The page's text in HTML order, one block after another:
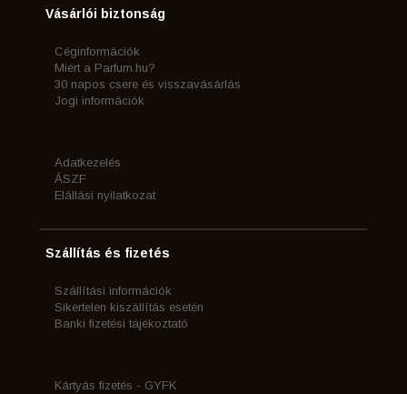
Vásárlói biztonság
Céginformációk
Miért a Parfum.hu?
30 napos csere és visszavásárlás
Jogi információk
Adatkezelés
ÁSZF
Elállási nyilatkozat
Szállítás és fizetés
Szállítási információk
Sikertelen kiszállítás esetén
Banki fizetési tájékoztató
Kártyás fizetés - GYFK